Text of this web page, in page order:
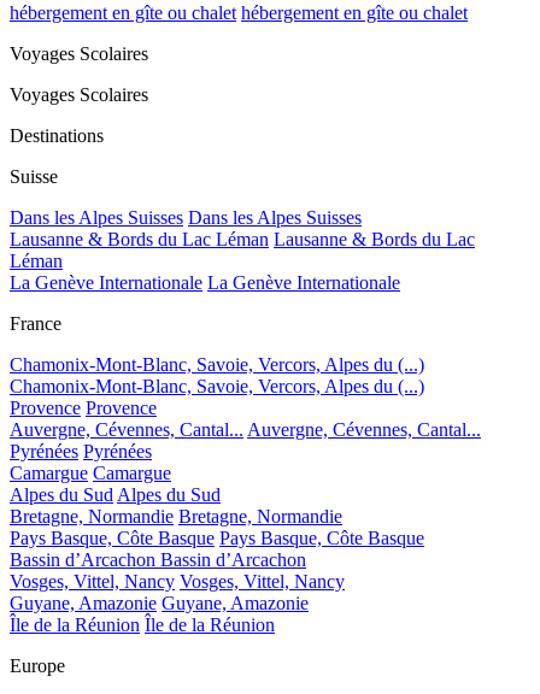
hébergement en gîte ou chalet hébergement en gîte ou chalet
Voyages Scolaires
Voyages Scolaires
Destinations
Suisse
Dans les Alpes Suisses Dans les Alpes Suisses
Lausanne & Bords du Lac Léman Lausanne & Bords du Lac
Léman
La Genève Internationale La Genève Internationale
France
Chamonix-Mont-Blanc, Savoie, Vercors, Alpes du (...)
Chamonix-Mont-Blanc, Savoie, Vercors, Alpes du (...)
Provence Provence
Auvergne, Cévennes, Cantal... Auvergne, Cévennes, Cantal...
Pyrénées Pyrénées
Camargue Camargue
Alpes du Sud Alpes du Sud
Bretagne, Normandie Bretagne, Normandie
Pays Basque, Côte Basque Pays Basque, Côte Basque
Bassin d’Arcachon Bassin d’Arcachon
Vosges, Vittel, Nancy Vosges, Vittel, Nancy
Guyane, Amazonie Guyane, Amazonie
Île de la Réunion Île de la Réunion
Europe